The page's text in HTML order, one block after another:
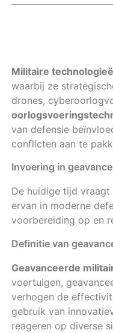
Militaire
waarbij ze
drones,
van defensie
conflicten aan te
Invoering in
De huidige tijd
ervan in moderne
voorbereiding op en
Definitie van
Geavanceerde
voertuigen,
verhogen de
gebruik van
reageren op diverse